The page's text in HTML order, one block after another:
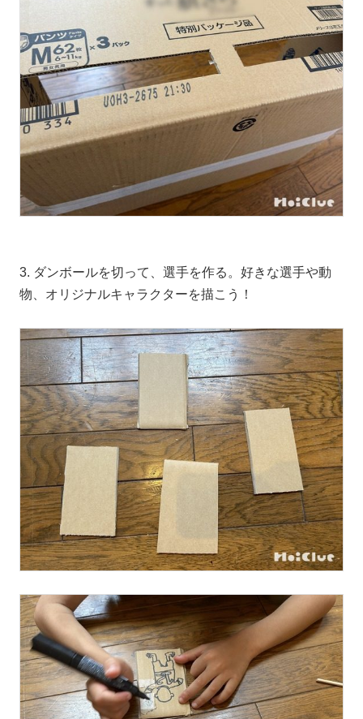
3. ダンボールを切って、選手を作る。好きな選手や動
物、オリジナルキャラクターを描こう！